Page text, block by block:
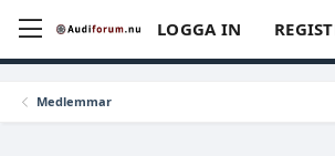
LOGGA IN
Medlemmar